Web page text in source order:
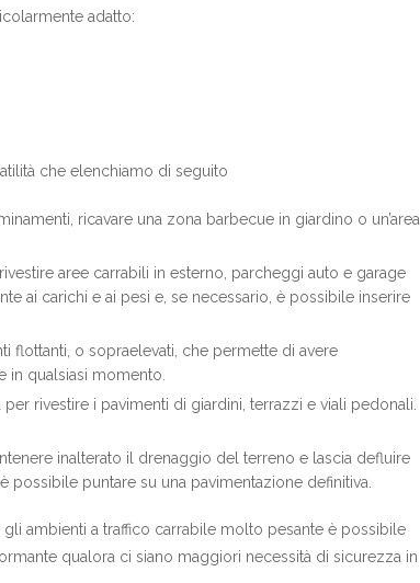
adatto:
che elenchiamo di seguito
ricavare una zona barbecue in giardino o un’area
aree carrabili in esterno, parcheggi auto e garage
ai carichi e ai pesi e, se necessario, è possibile inserire
flottanti, o sopraelevati, che permette di avere
in qualsiasi momento.
rivestire i pavimenti di giardini, terrazzi e viali pedonali.
inalterato il drenaggio del terreno e lascia defluire
possibile puntare su una pavimentazione definitiva.
ambienti a traffico carrabile molto pesante è possibile
qualora ci siano maggiori necessità di sicurezza in